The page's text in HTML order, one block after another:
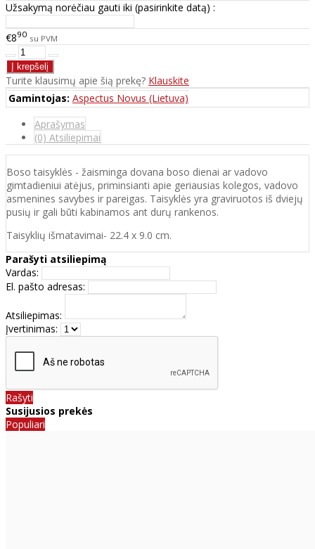
Užsakymą norėčiau gauti iki (pasirinkite datą) :
€890 su PVM
Turite klausimų apie šią prekę? Klauskite
Gamintojas: Aspectus Novus (Lietuva)
Aprašymas
(0) Atsiliepimai
Boso taisyklės - žaisminga dovana boso dienai ar vadovo
gimtadieniui atėjus, priminsianti apie geriausias kolegos, vadovo
asmenines savybes ir pareigas. Taisyklės yra graviruotos iš dviejų
pusių ir gali būti kabinamos ant durų rankenos.
Taisyklių išmatavimai- 22.4 x 9.0 cm.
Parašyti atsiliepimą
Vardas:
El. pašto adresas:
Atsiliepimas:
Įvertinimas:
Rašyti
Susijusios prekės
Populiari